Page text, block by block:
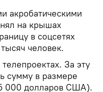
акробатическими
на крышах
в соцсетях
человек.
За эту
сумму в размере
000 долларов США).